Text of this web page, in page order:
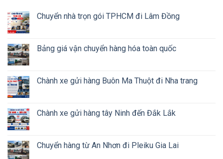
Chuyển nhà trọn gói TPHCM đi Lâm Đồng
Bảng giá vận chuyển hàng hóa toàn quốc
Chành xe gửi hàng Buôn Ma Thuột đi Nha trang
Chành xe gửi hàng tây Ninh đến Đắk Lắk
Chuyển hàng từ An Nhơn đi Pleiku Gia Lai